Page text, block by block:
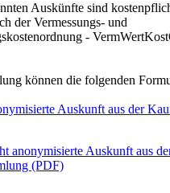
Auskünfte sind
der Vermessungs- und
-
können die folgenden
Auskunft aus der
anonymisierte Auskunft aus
(PDF)